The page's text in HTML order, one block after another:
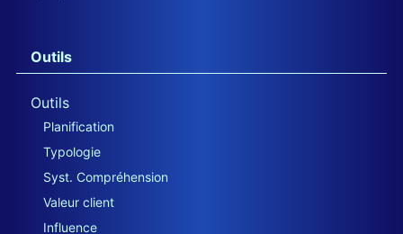
Outils
Outils
Planification
Typologie
Syst. Compréhension
Valeur client
Influence